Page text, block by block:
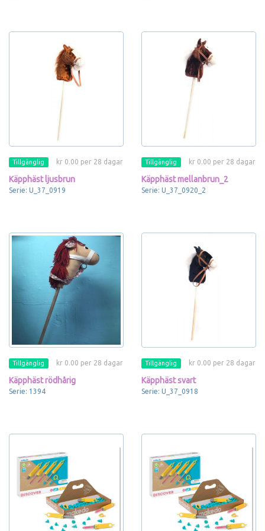
Tillgänglig kr 0.00 per 28 dagar
Käpphäst ljusbrun
Serie: U_37_0919
Tillgänglig kr 0.00 per 28 dagar
Käpphäst mellanbrun_2
Serie: U_37_0920_2
Tillgänglig kr 0.00 per 28 dagar
Käpphäst rödhårig
Serie: 1394
Tillgänglig kr 0.00 per 28 dagar
Käpphäst svart
Serie: U_37_0918